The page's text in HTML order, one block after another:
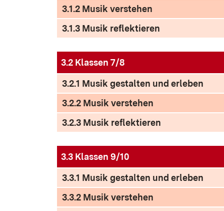
3.1.2 Musik verstehen
3.1.3 Musik reflektieren
3.2 Klassen 7/8
3.2.1 Musik gestalten und erleben
3.2.2 Musik verstehen
3.2.3 Musik reflektieren
3.3 Klassen 9/10
3.3.1 Musik gestalten und erleben
3.3.2 Musik verstehen